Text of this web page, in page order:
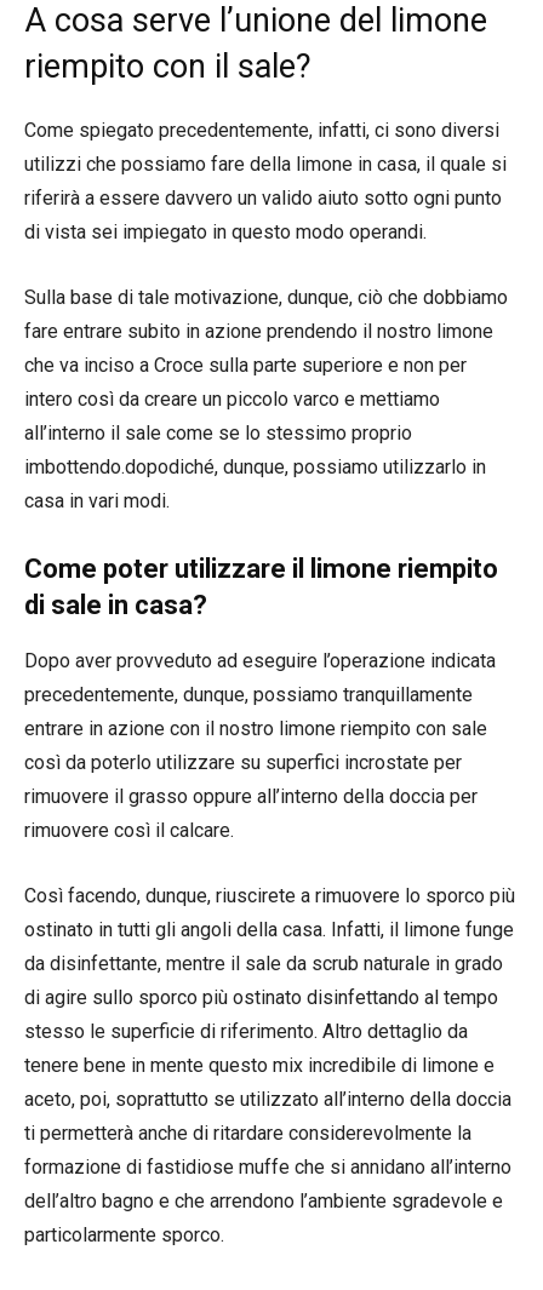
A cosa serve l’unione del limone
riempito con il sale?
Come spiegato precedentemente, infatti, ci sono diversi
utilizzi che possiamo fare della limone in casa, il quale si
riferirà a essere davvero un valido aiuto sotto ogni punto
di vista sei impiegato in questo modo operandi.
Sulla base di tale motivazione, dunque, ciò che dobbiamo
fare entrare subito in azione prendendo il nostro limone
che va inciso a Croce sulla parte superiore e non per
intero così da creare un piccolo varco e mettiamo
all’interno il sale come se lo stessimo proprio
imbottendo.dopodiché, dunque, possiamo utilizzarlo in
casa in vari modi.
Come poter utilizzare il limone riempito
di sale in casa?
Dopo aver provveduto ad eseguire l’operazione indicata
precedentemente, dunque, possiamo tranquillamente
entrare in azione con il nostro limone riempito con sale
così da poterlo utilizzare su superfici incrostate per
rimuovere il grasso oppure all’interno della doccia per
rimuovere così il calcare.
Così facendo, dunque, riuscirete a rimuovere lo sporco più
ostinato in tutti gli angoli della casa. Infatti, il limone funge
da disinfettante, mentre il sale da scrub naturale in grado
di agire sullo sporco più ostinato disinfettando al tempo
stesso le superficie di riferimento. Altro dettaglio da
tenere bene in mente questo mix incredibile di limone e
aceto, poi, soprattutto se utilizzato all’interno della doccia
ti permetterà anche di ritardare considerevolmente la
formazione di fastidiose muffe che si annidano all’interno
dell’altro bagno e che arrendono l’ambiente sgradevole e
particolarmente sporco.